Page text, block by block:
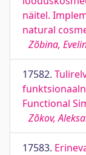
näitel.
natural
Zõbina,
17582.
Functional
Zõkov,
17583.